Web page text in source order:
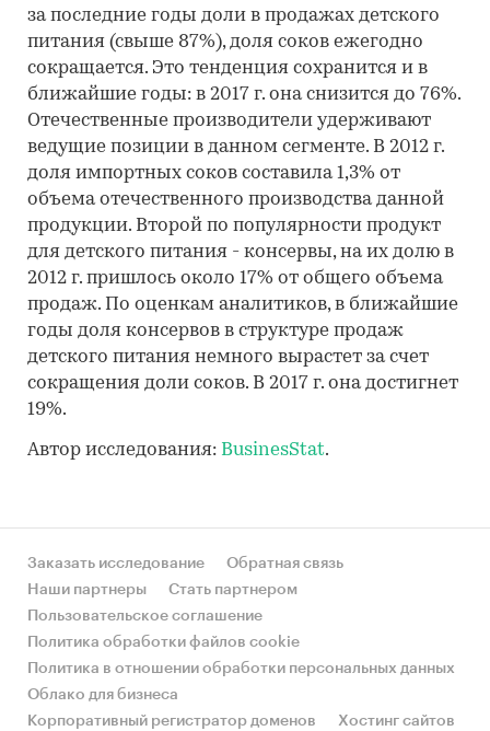
за последние годы доли в продажах детского
питания (свыше 87%), доля соков ежегодно
сокращается. Это тенденция сохранится и в
ближайшие годы: в 2017 г. она снизится до 76%.
Отечественные производители удерживают
ведущие позиции в данном сегменте. В 2012 г.
доля импортных соков составила 1,3% от
объема отечественного производства данной
продукции. Второй по популярности продукт
для детского питания - консервы, на их долю в
2012 г. пришлось около 17% от общего объема
продаж. По оценкам аналитиков, в ближайшие
годы доля консервов в структуре продаж
детского питания немного вырастет за счет
сокращения доли соков. В 2017 г. она достигнет
19%.
Автор исследования: BusinesStat.
Заказать исследование
Обратная связь
Наши партнеры
Стать партнером
Пользовательское соглашение
Политика обработки файлов cookie
Политика в отношении обработки персональных данных
Облако для бизнеса
Корпоративный регистратор доменов
Хостинг сайтов